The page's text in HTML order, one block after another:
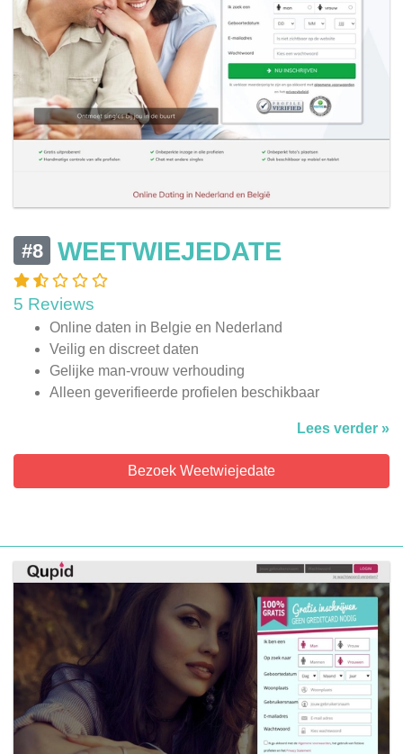
#8 WEETWIEJEDATE
5 Reviews
Online daten in Belgie en Nederland
Veilig en discreet daten
Gelijke man-vrouw verhouding
Alleen geverifieerde profielen beschikbaar
Lees verder »
Bezoek Weetwiejedate